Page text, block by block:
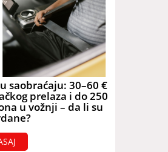
saobraćaju: 30–60 €
prelaza i do 250
u vožnji – da li su